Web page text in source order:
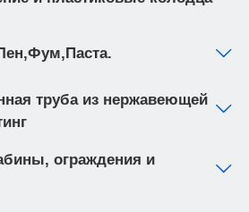
труба из нержавеющей
ограждения и